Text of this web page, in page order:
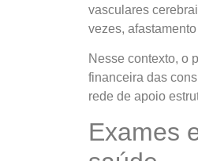
vasculares
vezes,
Nesse contexto, o
financeira das
rede de apoio
Exames